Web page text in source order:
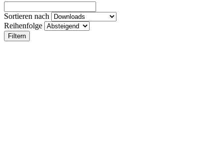
Sortieren nach
Reihenfolge
Filtern